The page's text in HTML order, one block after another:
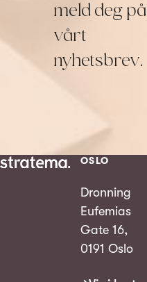
meld deg på
vårt
nyhetsbrev.
OSLO
Dronning
Eufemias
Gate 16,
0191 Oslo